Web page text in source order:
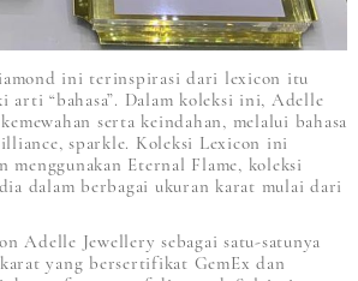
ini terinspirasi dari lexicon itu
arti “bahasa”. Dalam koleksi ini, Adelle
serta keindahan, melalui bahasa
sparkle. Koleksi Lexicon ini
menggunakan Eternal Flame, koleksi
dalam berbagai ukuran karat mulai dari
Adelle Jewellery sebagai satu-satunya
yang bersertifikat GemEx dan